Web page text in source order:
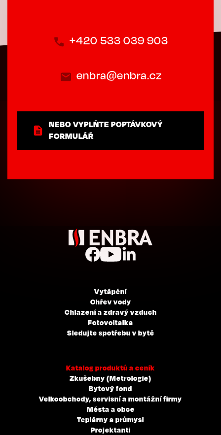
+420 533 039 903
enbra@enbra.cz
NEBO VYPLŇTE POPTÁVKOVÝ
FORMULÁŘ
Vytápění
Ohřev vody
Chlazení a zdravý vzduch
Fotovoltaika
Sledujte spotřebu v bytě
Katalog produktů a ceník
Zkušebny (Metrologie)
Bytový fond
Velkoobchody, servisní a montážní firmy
Města a obce
Teplárny a průmysl
Projektanti